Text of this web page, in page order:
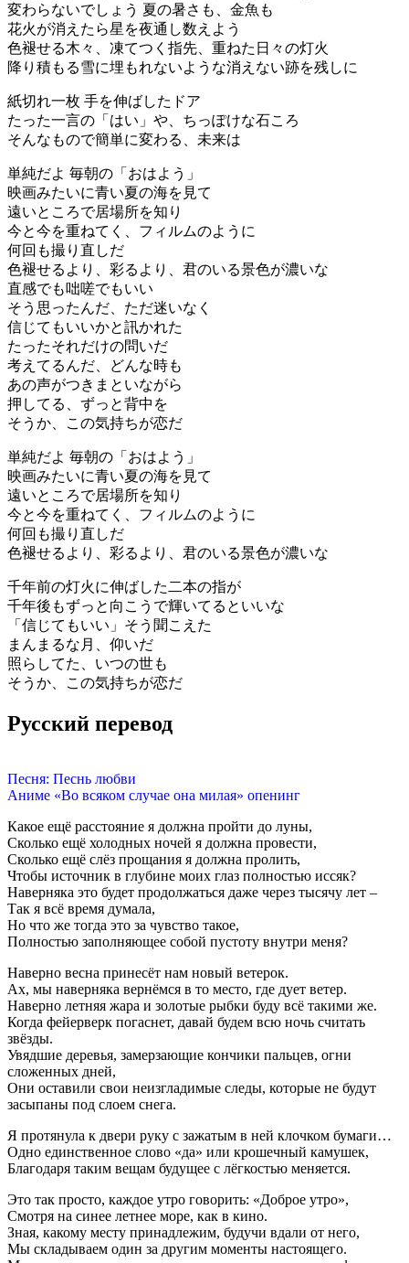
変わらないでしょう 夏の暑さも、金魚も
花火が消えたら星を夜通し数えよう
色褪せる木々、凍てつく指先、重ねた日々の灯火
降り積もる雪に埋もれないような消えない跡を残しに
紙切れ一枚 手を伸ばしたドア
たった一言の「はい」や、ちっぽけな石ころ
そんなもので簡単に変わる、未来は
単純だよ 毎朝の「おはよう」
映画みたいに青い夏の海を見て
遠いところで居場所を知り
今と今を重ねてく、フィルムのように
何回も撮り直しだ
色褪せるより、彩るより、君のいる景色が濃いな
直感でも咄嗟でもいい
そう思ったんだ、ただ迷いなく
信じてもいいかと訊かれた
たったそれだけの問いだ
考えてるんだ、どんな時も
あの声がつきまといながら
押してる、ずっと背中を
そうか、この気持ちが恋だ
単純だよ 毎朝の「おはよう」
映画みたいに青い夏の海を見て
遠いところで居場所を知り
今と今を重ねてく、フィルムのように
何回も撮り直しだ
色褪せるより、彩るより、君のいる景色が濃いな
千年前の灯火に伸ばした二本の指が
千年後もずっと向こうで輝いてるといいな
「信じてもいい」そう聞こえた
まんまるな月、仰いだ
照らしてた、いつの世も
そうか、この気持ちが恋だ
Русский перевод
Песня: Песнь любви
Аниме «Во всяком случае она милая» опенинг
Какое ещё расстояние я должна пройти до луны,
Сколько ещё холодных ночей я должна провести,
Сколько ещё слёз прощания я должна пролить,
Чтобы источник в глубине моих глаз полностью иссяк?
Наверняка это будет продолжаться даже через тысячу лет –
Так я всё время думала,
Но что же тогда это за чувство такое,
Полностью заполняющее собой пустоту внутри меня?
Наверно весна принесёт нам новый ветерок.
Ах, мы наверняка вернёмся в то место, где дует ветер.
Наверно летняя жара и золотые рыбки буду всё такими же.
Когда фейерверк погаснет, давай будем всю ночь считать
звёзды.
Увядшие деревья, замерзающие кончики пальцев, огни
сложенных дней,
Они оставили свои неизгладимые следы, которые не будут
засыпаны под слоем снега.
Я протянула к двери руку с зажатым в ней клочком бумаги…
Одно единственное слово «да» или крошечный камушек,
Благодаря таким вещам будущее с лёгкостью меняется.
Это так просто, каждое утро говорить: «Доброе утро»,
Смотря на синее летнее море, как в кино.
Зная, какому месту принадлежим, будучи вдали от него,
Мы складываем один за другим моменты настоящего.